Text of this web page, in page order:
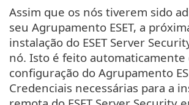
Assim que os nós tiverem sido
seu Agrupamento ESET, a
instalação do ESET Server
nó. Isto é feito automaticamente
configuração do Agrupamento
Credenciais necessárias para a